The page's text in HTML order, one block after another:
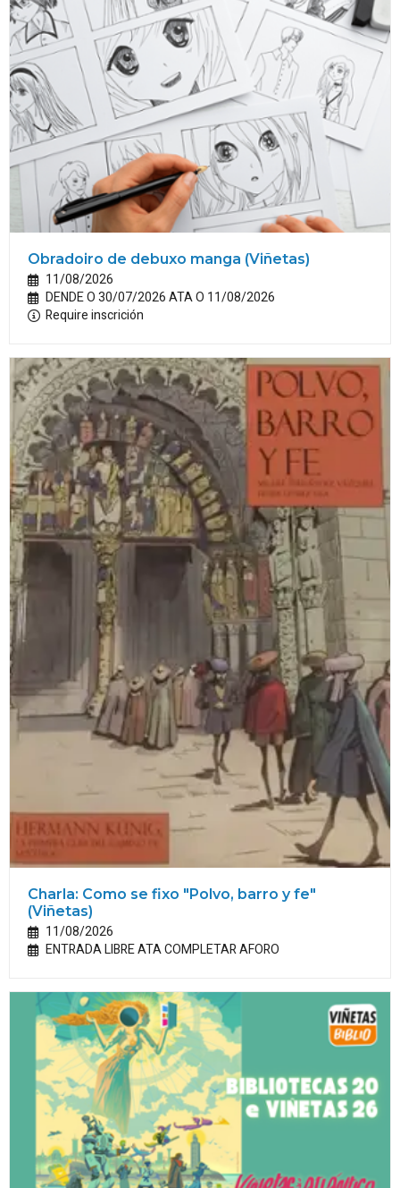
Obradoiro de debuxo manga (Viñetas)
11/08/2026
DENDE O 30/07/2026 ATA O 11/08/2026
Require inscrición
Charla: Como se fixo "Polvo, barro y fe"
(Viñetas)
11/08/2026
ENTRADA LIBRE ATA COMPLETAR AFORO